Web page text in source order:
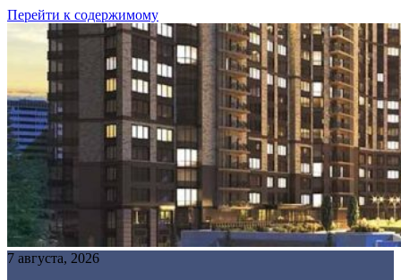
Перейти к содержимому
7 августа, 2026